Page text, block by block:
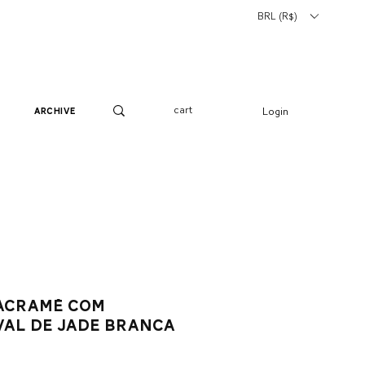
BRL (R$)
archive cart Login
com
de jade branca